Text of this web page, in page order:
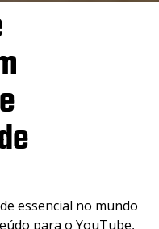
essencial no mundo
para o YouTube,